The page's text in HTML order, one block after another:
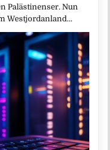
Palästinenser. Nun
Westjordanland…